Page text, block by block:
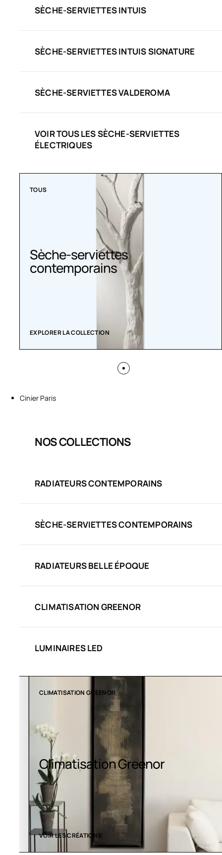
SÈCHE-SERVIETTES INTUIS
SÈCHE-SERVIETTES INTUIS SIGNATURE
SÈCHE-SERVIETTES VALDEROMA
VOIR TOUS LES SÈCHE-SERVIETTES
ÉLECTRIQUES
TOUS
Sèche-serviettes
contemporains
EXPLORER LA COLLECTION
Cinier Paris
NOS COLLECTIONS
RADIATEURS CONTEMPORAINS
SÈCHE-SERVIETTES CONTEMPORAINS
RADIATEURS BELLE ÉPOQUE
CLIMATISATION GREENOR
LUMINAIRES LED
CLIMATISATION GREENOR
Climatisation Greenor
VOIR LES CRÉATIONS